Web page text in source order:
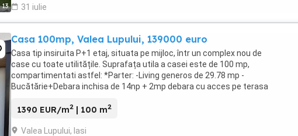
13
31 iulie
Casa 100mp, Valea Lupului, 139000 euro
Casa tip insiruita P+1 etaj, situata pe mijloc, într un complex nou de
case cu toate utilitățile. Suprafața utila a casei este de 100 mp,
compartimentati astfel: *Parter: -Living generos de 29.78 mp -
Bucătărie+Debara inchisa de 14np + 2mp debara cu acces pe terasa
1390 EUR/m2 | 100 m2
Valea Lupului, Iasi